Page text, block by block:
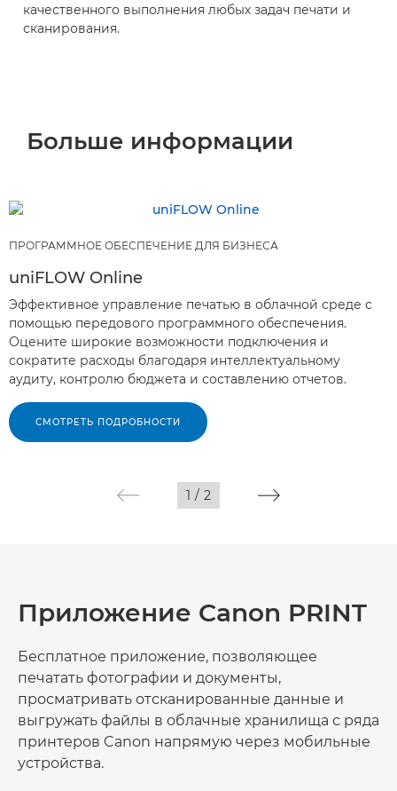
качественного выполнения любых задач печати и
сканирования.
Больше информации
ПРОГРАММНОЕ ОБЕСПЕЧЕНИЕ ДЛЯ БИЗНЕСА
uniFLOW Online
Эффективное управление печатью в облачной среде с
помощью передового программного обеспечения.
Оцените широкие возможности подключения и
сократите расходы благодаря интеллектуальному
аудиту, контролю бюджета и составлению отчетов.
СМОТРЕТЬ ПОДРОБНОСТИ
1 / 2
Приложение Canon PRINT
Бесплатное приложение, позволяющее
печатать фотографии и документы,
просматривать отсканированные данные и
выгружать файлы в облачные хранилища с ряда
принтеров Canon напрямую через мобильные
устройства.